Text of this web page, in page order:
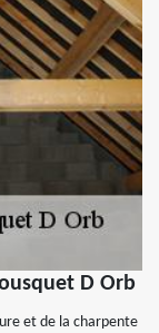
D Orb
et de la charpente